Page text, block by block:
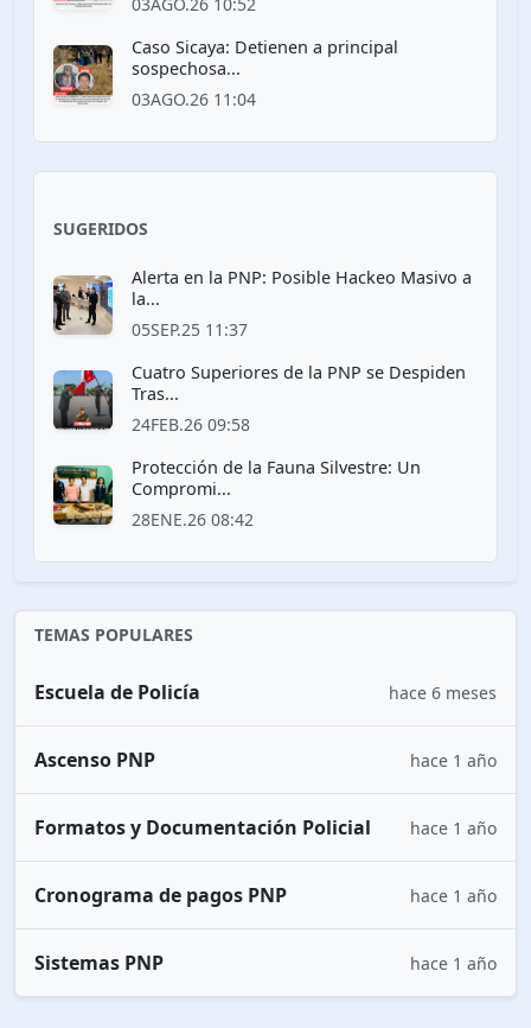
Caso Sicaya: Detienen a principal
sospechosa...
03AGO.26 11:04
SUGERIDOS
Alerta en la PNP: Posible Hackeo Masivo a
la...
05SEP.25 11:37
Cuatro Superiores de la PNP se Despiden
Tras...
24FEB.26 09:58
Protección de la Fauna Silvestre: Un
Compromi...
28ENE.26 08:42
TEMAS POPULARES
Escuela de Policía hace 6 meses
Ascenso PNP hace 1 año
Formatos y Documentación Policial hace 1 año
Cronograma de pagos PNP hace 1 año
Sistemas PNP hace 1 año